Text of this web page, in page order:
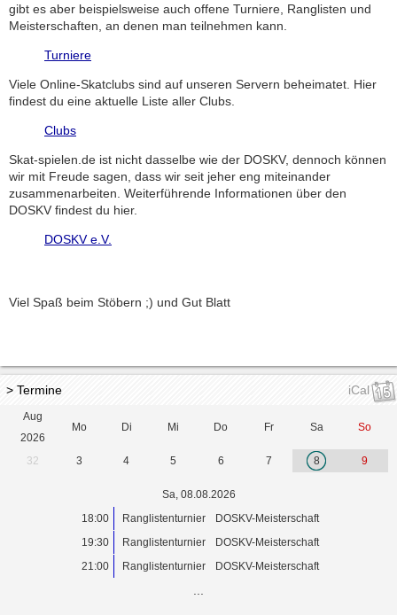
gibt es aber beispielsweise auch offene Turniere, Ranglisten und
Meisterschaften, an denen man teilnehmen kann.
Turniere
Viele Online-Skatclubs sind auf unseren Servern beheimatet. Hier
findest du eine aktuelle Liste aller Clubs.
Clubs
Skat-spielen.de ist nicht dasselbe wie der DOSKV, dennoch können
wir mit Freude sagen, dass wir seit jeher eng miteinander
zusammenarbeiten. Weiterführende Informationen über den
DOSKV findest du hier.
DOSKV e.V.
Viel Spaß beim Stöbern ;) und Gut Blatt
> Termine iCal
Aug
2026
Mo Di Mi Do Fr Sa So
32 3 4 5 6 7 8 9
Sa, 08.08.2026
18:00
Ranglistenturnier
DOSKV-Meisterschaft
19:30
Ranglistenturnier
DOSKV-Meisterschaft
21:00
Ranglistenturnier DOSKV-Meisterschaft